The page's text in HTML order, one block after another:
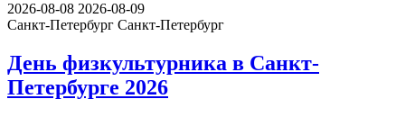
2026-08-08 2026-08-09
Санкт-Петербург Санкт-Петербург
День физкультурника в Санкт-
Петербурге 2026